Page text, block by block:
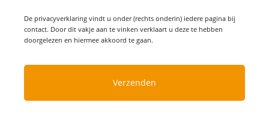
De privacyverklaring vindt u onder (rechts onderin) iedere pagina bij
contact. Door dit vakje aan te vinken verklaart u deze te hebben
doorgelezen en hiermee akkoord te gaan.